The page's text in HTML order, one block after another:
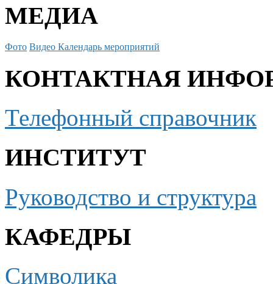
МЕДИА
Фото Видео Календарь мероприятий
КОНТАКТНАЯ
Телефонный справочник
ИНСТИТУТ
Руководство и структура
КАФЕДРЫ
Символика